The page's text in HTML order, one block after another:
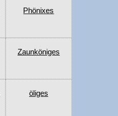
Phönixes
Zaunköniges
öliges